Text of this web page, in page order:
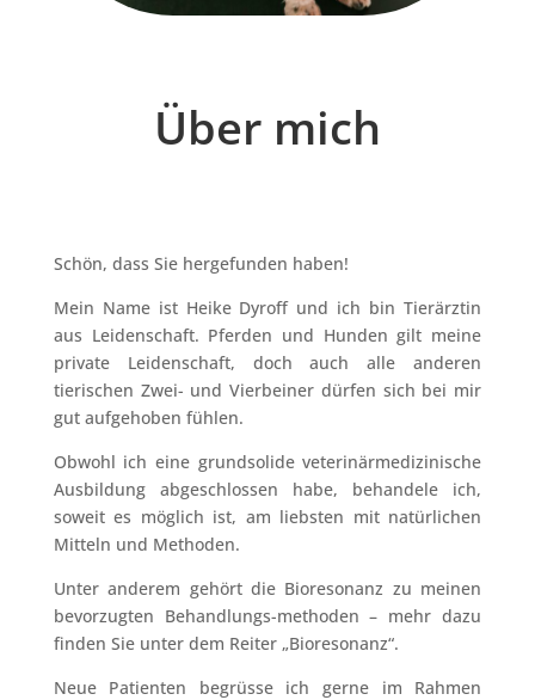
Über mich
Schön, dass Sie hergefunden haben!
Mein Name ist Heike Dyroff und ich bin Tierärztin
aus Leidenschaft. Pferden und Hunden gilt meine
private Leidenschaft, doch auch alle anderen
tierischen Zwei- und Vierbeiner dürfen sich bei mir
gut aufgehoben fühlen.
Obwohl ich eine grundsolide veterinärmedizinische
Ausbildung abgeschlossen habe, behandele ich,
soweit es möglich ist, am liebsten mit natürlichen
Mitteln und Methoden.
Unter anderem gehört die Bioresonanz zu meinen
bevorzugten Behandlungs-methoden – mehr dazu
finden Sie unter dem Reiter „Bioresonanz“.
Neue Patienten begrüsse ich gerne im Rahmen